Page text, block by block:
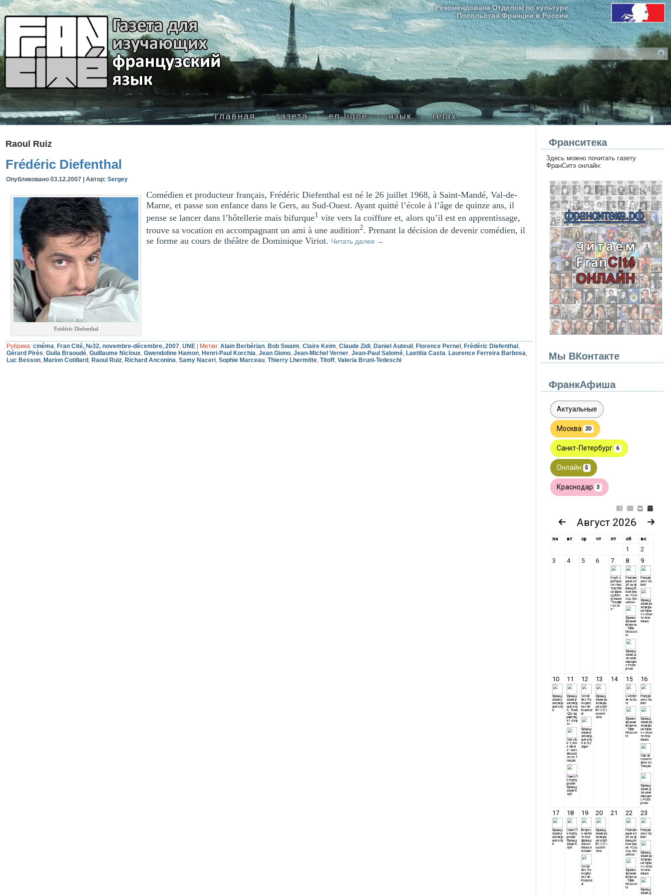
Рекомендована Отделом по культуре
Посольства Франции в России
главная газета en ligne язык relax
Raoul Ruiz
Frédéric Diefenthal
Опубликовано 03.12.2007 Автор: Sergey
Frédéric Diefenthal
Comédien et producteur français, Frédéric Diefenthal est né le 26 juillet 1968, à Saint-Mandé, Val-de-
Marne, et passe son enfance dans le Gers, au Sud-Ouest. Ayant quitté l’école à l’âge de quinze ans, il
pense se lancer dans l’hôtellerie mais bifurque1 vite vers la coiffure et, alors qu’il est en apprentissage,
trouve sa vocation en accompagnant un ami à une audition2. Prenant la décision de devenir comédien, il
se forme au cours de théâtre de Dominique Viriot. Читать далее →
Рубрика: cinéma, Fran Cité, №32, novembre-décembre, 2007, UNE Метки: Alain Berbérian, Bob Swaim, Claire Keim, Claude Zidi, Daniel Auteuil , Florence Pernel , Frédéric Diefenthal ,
Gérard Pirès, Guila Braoudé, Guillaume Nicloux, Gwendoline Hamon, Henri-Paul Korchia, Jean Giono, Jean-Michel Verner, Jean-Paul Salomé, Laetitia Casta, Laurence Ferreira Barbosa,
Luc Besson, Marion Cotillard , Raoul Ruiz, Richard Anconina, Samy Naceri, Sophie Marceau, Thierry Lhermitte, Titoff, Valeria Bruni-Tedeschi
Франситека
Здесь можно почитать газету
ФранСитэ онлайн:
Мы ВКонтакте
ФранкАфиша